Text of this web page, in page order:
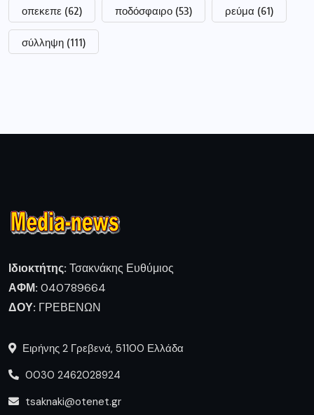
οπεκεπε (62) ποδόσφαιρο (53) ρεύμα (61)
σύλληψη (111)
Ιδιοκτήτης: Τσακνάκης Ευθύμιος
ΑΦΜ: 040789664
ΔΟΥ: ΓΡΕΒΕΝΩΝ
Ειρήνης 2 Γρεβενά, 51100 Ελλάδα
0030 2462028924
tsaknaki@otenet.gr